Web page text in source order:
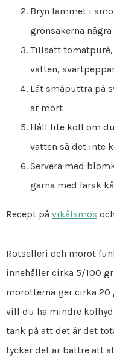
Bryn lammet i
grönsakerna
Tillsätt tomatpuré,
vatten,
Låt småputtra på
är mört
Håll lite koll om
vatten så det inte
Servera med
gärna med färsk
Recept på vikålsmos och
Rotselleri och morot
innehåller cirka 5/100
morötterna ger cirka 20
vill du ha mindre
tänk på att det är det
tycker det är bättre att